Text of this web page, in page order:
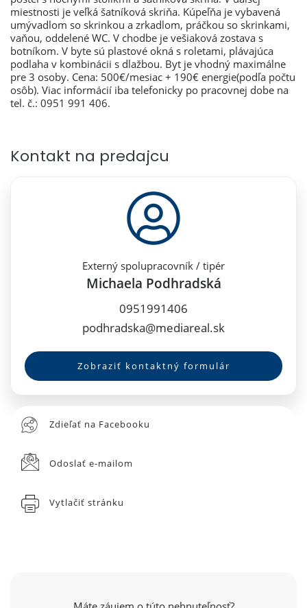
miestnosti je veľká šatníková skriňa. Kúpeľňa je vybavená
umývadlom so skrinkou a zrkadlom, práčkou so skrinkami,
vaňou, oddelené WC. V chodbe je vešiaková zostava s
botníkom. V byte sú plastové okná s roletami, plávajúca
podlaha v kombinácii s dlažbou. Byt je vhodný maximálne
pre 3 osoby. Cena: 500€/mesiac + 190€ energie(podľa počtu
osôb). Viac informácií iba telefonicky po pracovnej dobe na
tel. č.: 0951 991 406.
Kontakt na predajcu
Externý spolupracovník / tipér
Michaela Podhradská
0951991406
podhradska@mediareal.sk
Zobraziť kontaktný formulár
Zdieľať na Facebooku
Odoslať e-mailom
Vytlačiť stránku